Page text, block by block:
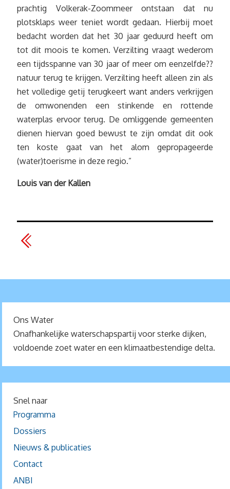
prachtig Volkerak-Zoommeer ontstaan dat nu
plotsklaps weer teniet wordt gedaan. Hierbij moet
bedacht worden dat het 30 jaar geduurd heeft om
tot dit moois te komen. Verzilting vraagt wederom
een tijdsspanne van 30 jaar of meer om eenzelfde??
natuur terug te krijgen. Verzilting heeft alleen zin als
het volledige getij terugkeert want anders verkrijgen
de omwonenden een stinkende en rottende
waterplas ervoor terug. De omliggende gemeenten
dienen hiervan goed bewust te zijn omdat dit ook
ten koste gaat van het alom gepropageerde
(water)toerisme in deze regio.”
Louis van der Kallen
Ons Water
Onafhankelijke waterschapspartij voor sterke dijken,
voldoende zoet water en een klimaatbestendige delta.
Snel naar
Programma
Dossiers
Nieuws & publicaties
Contact
ANBI